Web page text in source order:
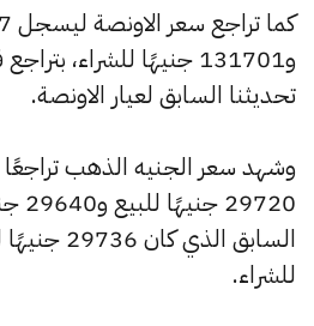
تحديثنا السابق لعيار الاونصة.
للشراء.